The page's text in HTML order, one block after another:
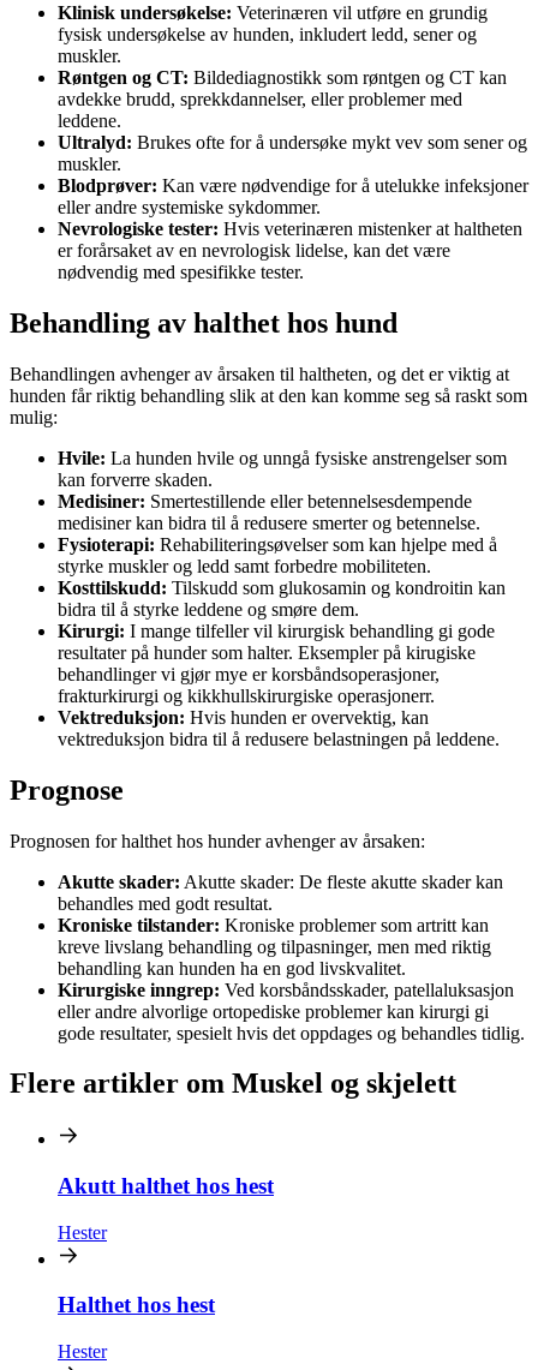
Klinisk undersøkelse: Veterinæren vil utføre en grundig
fysisk undersøkelse av hunden, inkludert ledd, sener og
muskler.
Røntgen og CT: Bildediagnostikk som røntgen og CT kan
avdekke brudd, sprekkdannelser, eller problemer med
leddene.
Ultralyd: Brukes ofte for å undersøke mykt vev som sener og
muskler.
Blodprøver: Kan være nødvendige for å utelukke infeksjoner
eller andre systemiske sykdommer.
Nevrologiske tester: Hvis veterinæren mistenker at haltheten
er forårsaket av en nevrologisk lidelse, kan det være
nødvendig med spesifikke tester.
Behandling av halthet hos hund
Behandlingen avhenger av årsaken til haltheten, og det er viktig at
hunden får riktig behandling slik at den kan komme seg så raskt som
mulig:
Hvile: La hunden hvile og unngå fysiske anstrengelser som
kan forverre skaden.
Medisiner: Smertestillende eller betennelsesdempende
medisiner kan bidra til å redusere smerter og betennelse.
Fysioterapi: Rehabiliteringsøvelser som kan hjelpe med å
styrke muskler og ledd samt forbedre mobiliteten.
Kosttilskudd: Tilskudd som glukosamin og kondroitin kan
bidra til å styrke leddene og smøre dem.
Kirurgi: I mange tilfeller vil kirurgisk behandling gi gode
resultater på hunder som halter. Eksempler på kirugiske
behandlinger vi gjør mye er korsbåndsoperasjoner,
frakturkirurgi og kikkhullskirurgiske operasjonerr.
Vektreduksjon: Hvis hunden er overvektig, kan
vektreduksjon bidra til å redusere belastningen på leddene.
Prognose
Prognosen for halthet hos hunder avhenger av årsaken:
Akutte skader: Akutte skader: De fleste akutte skader kan
behandles med godt resultat.
Kroniske tilstander: Kroniske problemer som artritt kan
kreve livslang behandling og tilpasninger, men med riktig
behandling kan hunden ha en god livskvalitet.
Kirurgiske inngrep: Ved korsbåndsskader, patellaluksasjon
eller andre alvorlige ortopediske problemer kan kirurgi gi
gode resultater, spesielt hvis det oppdages og behandles tidlig.
Flere artikler om Muskel og skjelett
Akutt halthet hos hest
Hester
Halthet hos hest
Hester